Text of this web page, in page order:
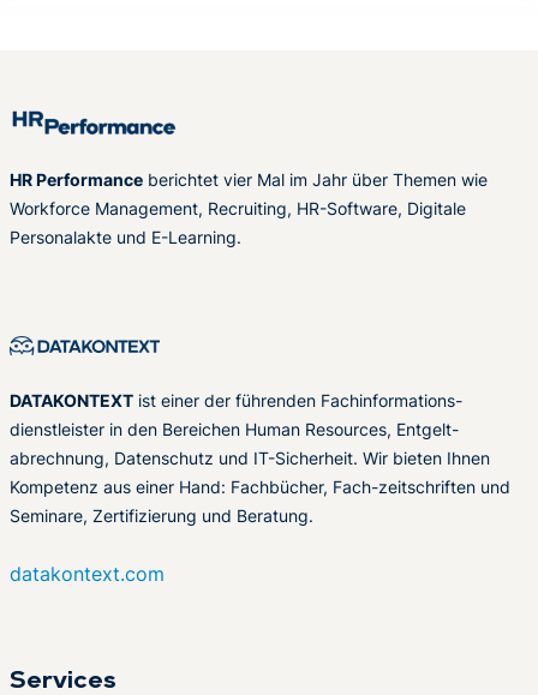
HR Performance berichtet vier Mal im Jahr über Themen wie
Workforce Management, Recruiting, HR-Software, Digitale
Personalakte und E-Learning.
DATAKONTEXT ist einer der führenden Fachinformations-
dienstleister in den Bereichen Human Resources, Entgelt-
abrechnung, Datenschutz und IT-Sicherheit. Wir bieten Ihnen
Kompetenz aus einer Hand: Fachbücher, Fach-zeitschriften und
Seminare, Zertifizierung und Beratung.
datakontext.com
Services